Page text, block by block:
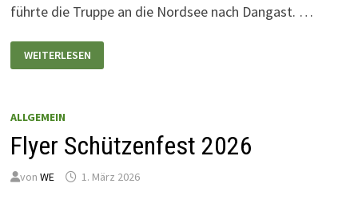
führte die Truppe an die Nordsee nach Dangast. …
JUGENDFREIZEIT
2026
WEITERLESEN
ALLGEMEIN
Flyer Schützenfest 2026
von WE 1. März 2026